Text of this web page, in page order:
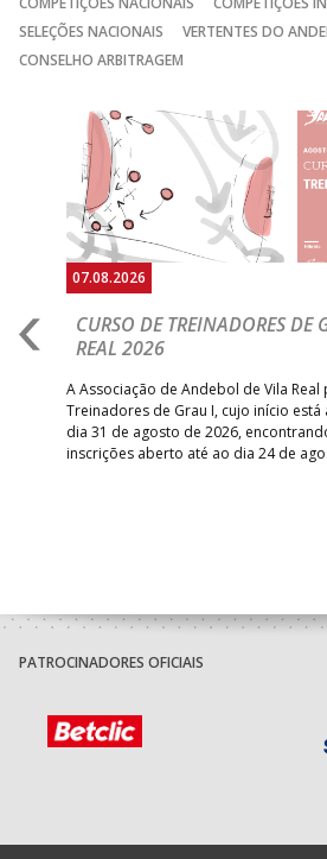
SELEÇÕES NACIONAIS
VERTENTES DO
CONSELHO ARBITRAGEM
07.08.2026
CURSO DE TREINADORES DE
REAL 2026
A Associação de Andebol de Vila
Treinadores de Grau I, cujo início
dia 31 de agosto de 2026,
inscrições aberto até ao dia 24 de
Anterior
PATROCINADORES OFICIAIS